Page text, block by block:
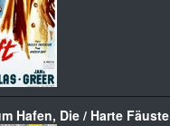
Hafen, Die / Harte Fäuste